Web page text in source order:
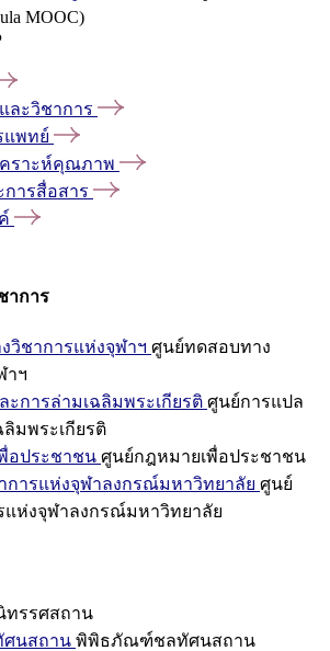
MOOC)
ละวิชาการ
แพทย์
คราะห์คุณภาพ
การสื่อสาร
าการ
วิชาการแห่งจุฬาฯ ศูนย์ทดสอบทาง
าฯ
ะการล่ามเฉลิมพระเกียรติ ศูนย์การแปล
มพระเกียรติ
อประชาชน ศูนย์กฎหมายเพื่อประชาชน
การแห่งจุฬาลงกรณ์มหาวิทยาลัย ศูนย์
แห่งจุฬาลงกรณ์มหาวิทยาลัย
ทรรศสถาน
นสถาน พิพิธภัณฑ์ชลทัศนสถาน